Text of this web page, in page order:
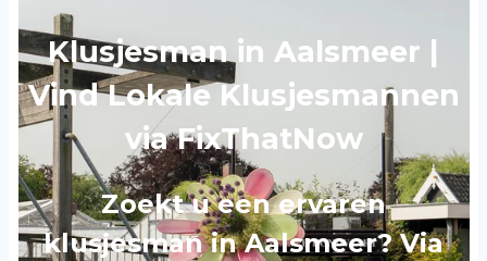
Klusjesman in Aalsmeer |
Vind Lokale Klusjesmannen
via FixThatNow
Zoekt u een ervaren
klusjesman in Aalsmeer? Via